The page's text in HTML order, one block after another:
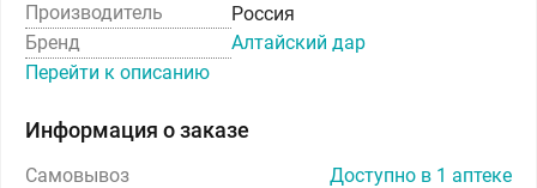
Производитель
Россия
Бренд
Алтайский дар
Перейти к описанию
Информация о заказе
Самовывоз Доступно в 1 аптеке